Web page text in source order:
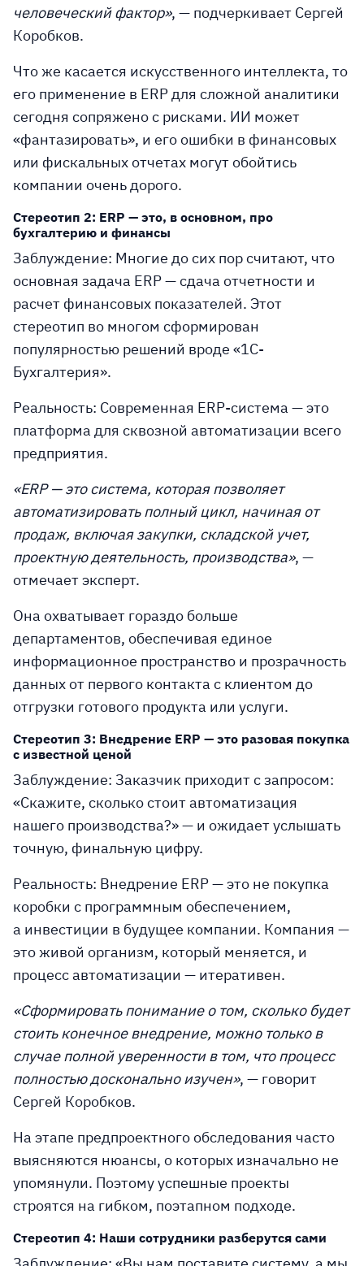
человеческий фактор», — подчеркивает Сергей
Коробков.
Что же касается искусственного интеллекта, то
его применение в ERP для сложной аналитики
сегодня сопряжено с рисками. ИИ может
«фантазировать», и его ошибки в финансовых
или фискальных отчетах могут обойтись
компании очень дорого.
Стереотип 2: ERP — это, в основном, про
бухгалтерию и финансы
Заблуждение: Многие до сих пор считают, что
основная задача ERP — сдача отчетности и
расчет финансовых показателей. Этот
стереотип во многом сформирован
популярностью решений вроде «1С-
Бухгалтерия».
Реальность: Современная ERP-система — это
платформа для сквозной автоматизации всего
предприятия.
«ERP — это система, которая позволяет
автоматизировать полный цикл, начиная от
продаж, включая закупки, складской учет,
проектную деятельность, производства», —
отмечает эксперт.
Она охватывает гораздо больше
департаментов, обеспечивая единое
информационное пространство и прозрачность
данных от первого контакта с клиентом до
отгрузки готового продукта или услуги.
Стереотип 3: Внедрение ERP — это разовая покупка
с известной ценой
Заблуждение: Заказчик приходит с запросом:
«Скажите, сколько стоит автоматизация
нашего производства?» — и ожидает услышать
точную, финальную цифру.
Реальность: Внедрение ERP — это не покупка
коробки с программным обеспечением,
а инвестиции в будущее компании. Компания —
это живой организм, который меняется, и
процесс автоматизации — итеративен.
«Сформировать понимание о том, сколько будет
стоить конечное внедрение, можно только в
случае полной уверенности в том, что процесс
полностью досконально изучен», — говорит
Сергей Коробков.
На этапе предпроектного обследования часто
выясняются нюансы, о которых изначально не
упомянули. Поэтому успешные проекты
строятся на гибком, поэтапном подходе.
Стереотип 4: Наши сотрудники разберутся сами